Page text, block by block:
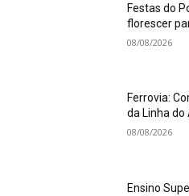
Festas do
florescer
08/08/2026
Ferrovia:
da Linha
08/08/2026
Ensino